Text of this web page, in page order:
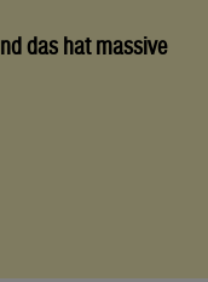
das hat massive